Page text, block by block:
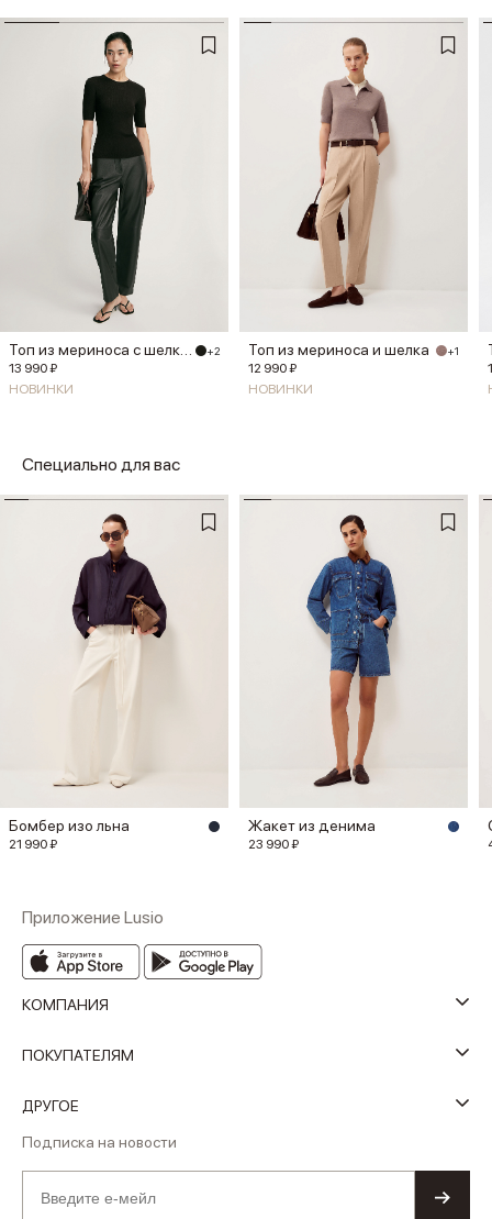
+2
13 990 ₽
НОВИНКИ
Топ из мериноса и шелка +1
12 990 ₽
НОВИНКИ
Специально для вас
Бомбер изо льна
21 990 ₽
Жакет из денима
23 990 ₽
Приложение Lusio
КОМПАНИЯ
ПОКУПАТЕЛЯМ
ДРУГОЕ
Подписка на новости